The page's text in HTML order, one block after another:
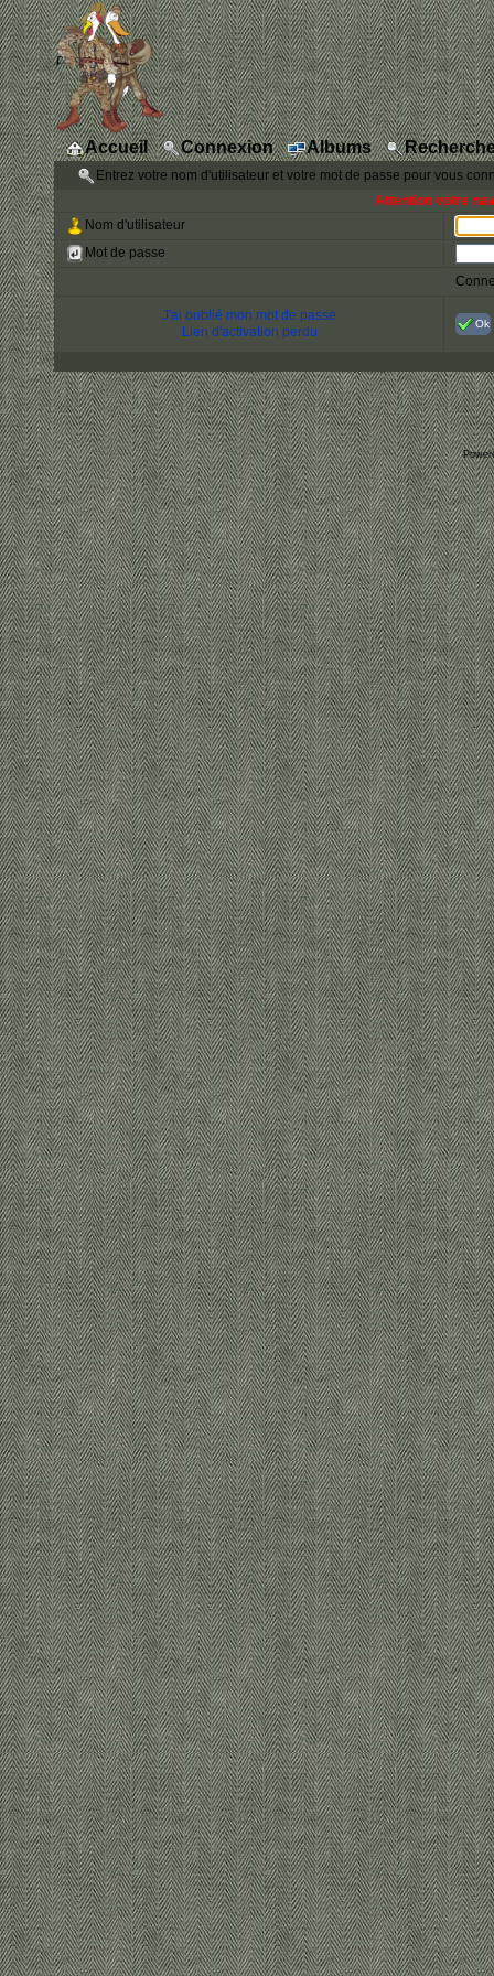
Accueil Connexion Albums
Entrez votre nom d'utilisateur et votre mot de passe pour vous
Attention votre
Nom d'utilisateur
Mot de passe
J'ai oublié mon mot de passe
Lien d'activation perdu
Ok